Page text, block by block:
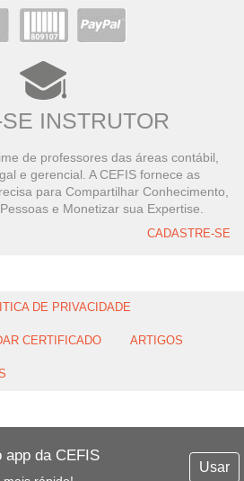
app da CEFIS
Usar
INSTRUTOR
de professores das áreas contábil,
e gerencial. A CEFIS fornece as
para Compartilhar Conhecimento,
e Monetizar sua Expertise.
CADASTRE-SE
DE PRIVACIDADE
CERTIFICADO ARTIGOS